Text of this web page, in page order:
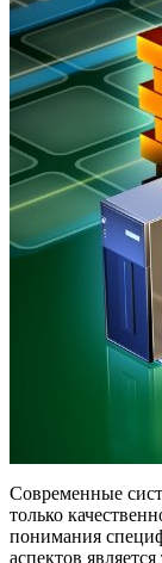
Современные
только
понимания
аспектов является